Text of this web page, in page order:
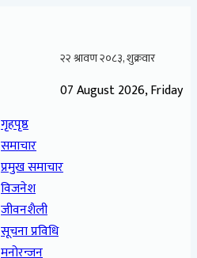
07 August 2026, Friday
गृहपृष्ठ
समाचार
प्रमुख समाचार
विजनेश
जीवनशैली
सूचना प्रविधि
मनोरन्जन